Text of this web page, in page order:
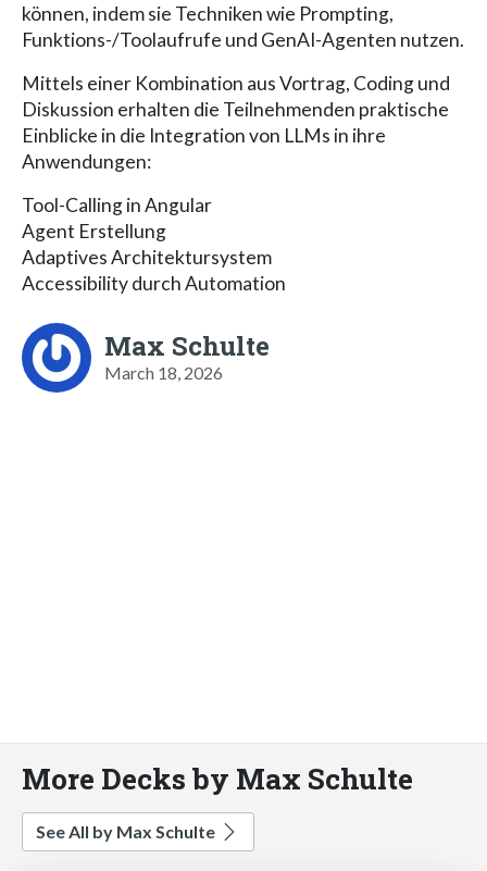
können, indem sie Techniken wie Prompting,
Funktions-/Toolaufrufe und GenAI-Agenten nutzen.
Mittels einer Kombination aus Vortrag, Coding und
Diskussion erhalten die Teilnehmenden praktische
Einblicke in die Integration von LLMs in ihre
Anwendungen:
Tool-Calling in Angular​
Agent Erstellung
Adaptives Architektursystem
Accessibility durch Automation
Max Schulte
March 18, 2026
More Decks by Max Schulte
See All by Max Schulte